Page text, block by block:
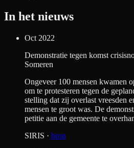
In het nieuws
Oct 2022
Demonstratie tegen komst
Someren
Ongeveer 100 mensen kwamen
om te protesteren tegen de
stelling dat zij overlast vreesden
mensen te groot was. De
petitie aan de gemeente te
SIRIS · bron